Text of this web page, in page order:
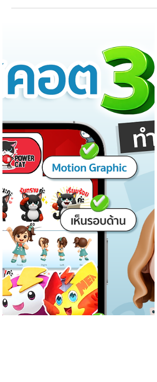
Snuggle🐻
ออกแบบมาสคอต / ชุดมาสคอต / งานปูนปั้น ✅
เห็นรอบด้าน 360° ก่อนผลิตจริง ไม่ต้องลุ้น ✅ ส่ง
มอบ ติดตั้ง ทั้งที่ร่ม - กลางแจ้ง ✅ องค์กร แบรน
สินค้า และหน่วยงานที่ต้องการสร้างจุดเด่นน่า
จดจำ หุ่นหมี Snuggle สูง 2.3 เมตร @‌Central
World & Central Westgate อยากได้ตัวไหน เรา
ทำให้เป็นจริงได้ ✨ทักเลย รีวิวเพียบ 📱Tel :
0840104252 📱0947805680 📨 Inbox :
http://m.me/ChatStick.TH ┏━━━━━━━━━┓ 📲
LINE: @‌chats